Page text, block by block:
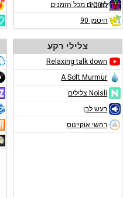
להיטים מכל הזמנים
היטמן 90
צלילי רקע
Relaxing talk down
A Soft Murmur
Noisli צלילים
רעש לבן
רחשי אוקיינוס